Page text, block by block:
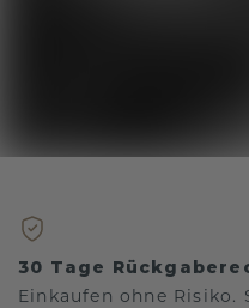
30 Tage
Einkaufen ohne